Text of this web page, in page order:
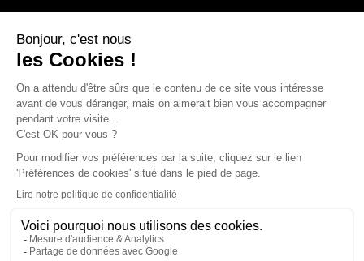
ENTREPRISE
A propos
FAQ
Contact
Emplois
VISITES VIRTUELLES
Sanitaire - Carrelage - Poêles/Cheminées
Poêles/Cheminées 2e partie